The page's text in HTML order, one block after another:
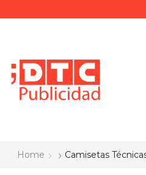
Home Camisetas